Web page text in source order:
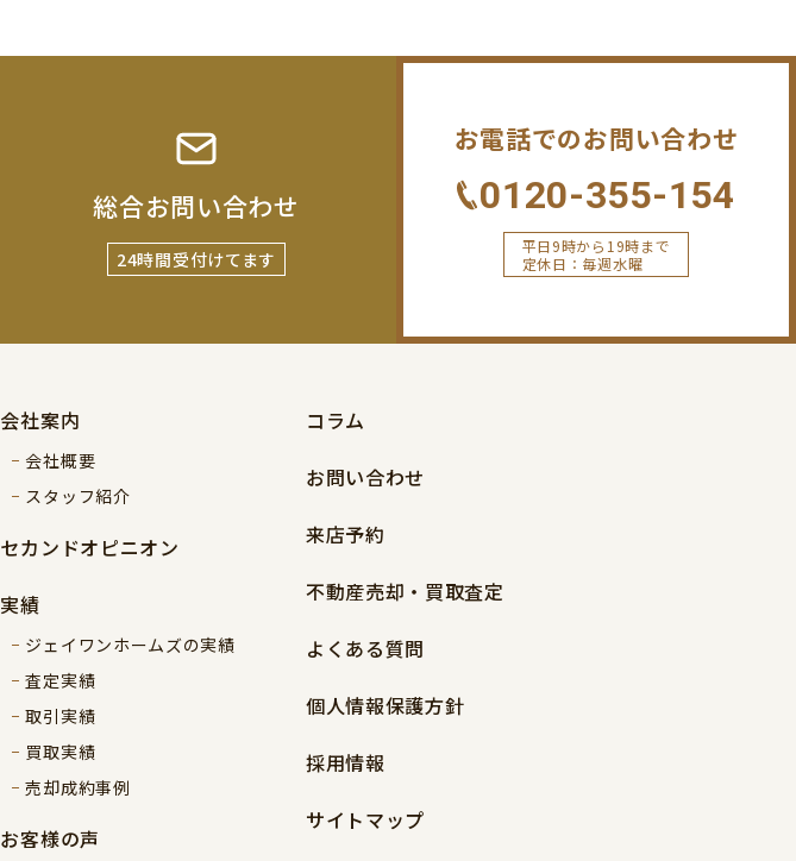
総合お問い合わせ
24時間受付けてます
お電話でのお問い合わせ
0120-355-154
平日9時から19時まで
定休日：毎週水曜
会社案内
会社概要
スタッフ紹介
セカンドオピニオン
実績
ジェイワンホームズの実績
査定実績
取引実績
買取実績
売却成約事例
お客様の声
コラム
お問い合わせ
来店予約
不動産売却・買取査定
よくある質問
個人情報保護方針
採用情報
サイトマップ